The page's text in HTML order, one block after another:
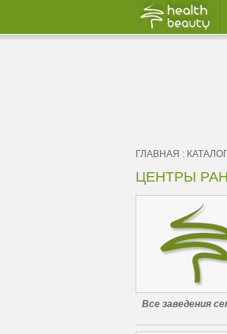
ГЛАВНАЯ :
ЦЕНТРЫ
Все заведения